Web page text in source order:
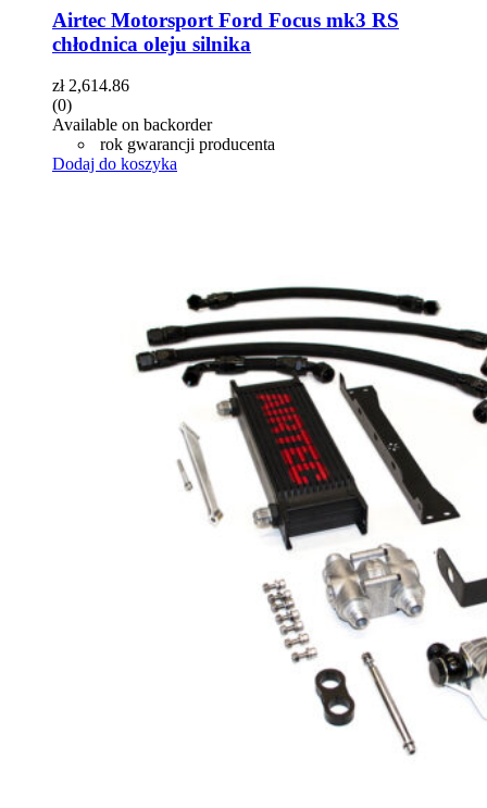
Airtec Motorsport Ford Focus mk3 RS
chłodnica oleju silnika
zł2,614.86
(0)
Available on backorder
rok gwarancji producenta
Dodaj do koszyka